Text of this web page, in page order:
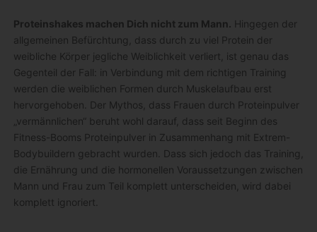
Proteinshakes machen Dich nicht zum Mann. Hingegen der
allgemeinen Befürchtung, dass durch zu viel Protein der
weibliche Körper jegliche Weiblichkeit verliert, ist genau das
Gegenteil der Fall: in Verbindung mit dem richtigen Training
werden die weiblichen Formen durch Muskelaufbau erst
hervorgehoben. Der Mythos, dass Frauen durch Proteinpulver
„vermännlichen“ beruht wohl darauf, dass seit Beginn des
Fitness-Booms Proteinpulver in Zusammenhang mit Extrem-
Bodybuildern gebracht wurden. Dass sich jedoch das Training,
die Ernährung und die hormonellen Voraussetzungen zwischen
Mann und Frau zum Teil komplett unterscheiden, wird dabei
komplett ignoriert.